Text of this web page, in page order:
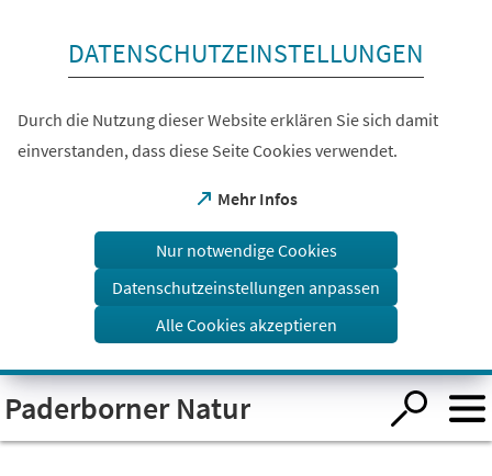
Visuelle
Assistenzsoftware
öffnen.
DATENSCHUTZEINSTELLUNGEN
Durch die Nutzung dieser Website erklären Sie sich damit
einverstanden, dass diese Seite Cookies verwendet.
Mehr Infos
(Öffnet
einem
Tab)
Nur notwendige Cookies
Datenschutzeinstellungen anpassen
Alle Cookies akzeptieren
Paderborner Natur